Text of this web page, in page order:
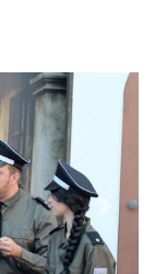
Next